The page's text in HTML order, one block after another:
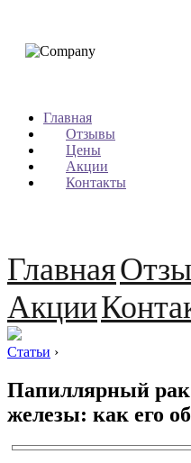
Главная
Отзывы
Цены
Акции
Контакты
Главная
Акции
Статьи ›
Папиллярный
железы: как его